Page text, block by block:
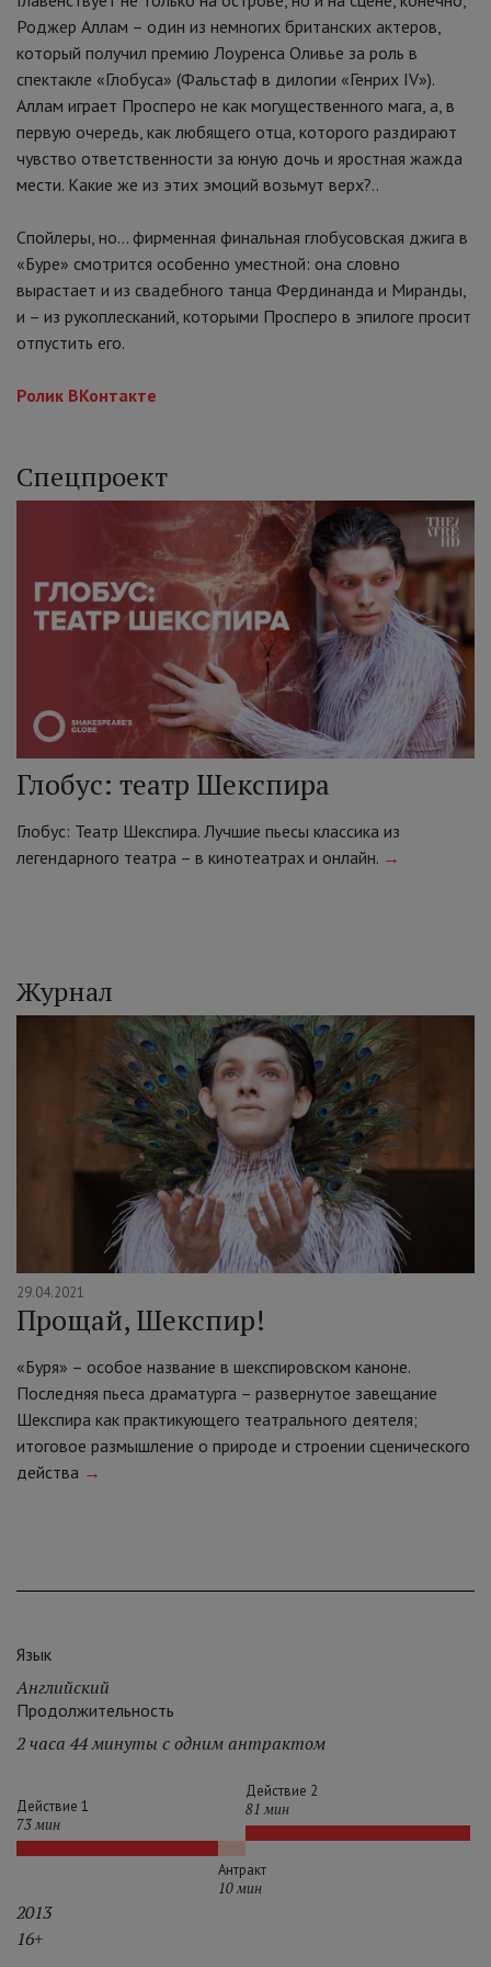
Роджер Аллам – один из немногих британских актеров,
который получил премию Лоуренса Оливье за роль в
спектакле «Глобуса» (Фальстаф в дилогии «Генрих IV»).
Аллам играет Просперо не как могущественного мага, а, в
первую очередь, как любящего отца, которого раздирают
чувство ответственности за юную дочь и яростная жажда
мести. Какие же из этих эмоций возьмут верх?..
Спойлеры, но… фирменная финальная глобусовская джига в
«Буре» смотрится особенно уместной: она словно
вырастает и из свадебного танца Фердинанда и Миранды,
и – из рукоплесканий, которыми Просперо в эпилоге просит
отпустить его.
Ролик ВКонтакте
Спецпроект
Глобус: театр Шекспира
Глобус: Театр Шекспира. Лучшие пьесы классика из
легендарного театра – в кинотеатрах и онлайн. →
Журнал
29.04.2021
Прощай, Шекспир!
«Буря» – особое название в шекспировском каноне.
Последняя пьеса драматурга – развернутое завещание
Шекспира как практикующего театрального деятеля;
итоговое размышление о природе и строении сценического
действа →
Язык
Английский
Продолжительность
2 часа 44 минуты с одним антрактом
Действие 1
73 мин
Антракт
10 мин
Действие 2
81 мин
2013
16+